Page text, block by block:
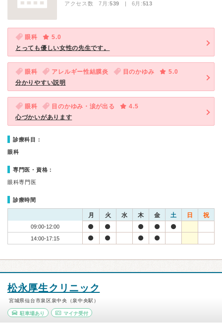
アクセス数 7月:539 | 6月:513
眼科
5.0
とっても優しい女性の先生です。
眼科 アレルギー性結膜炎 目のかゆみ
5.0
分かりやすい説明
眼科 目のかゆみ・涙が出る
4.5
心づかいがあります
診療科目：
眼科
専門医・資格：
眼科専門医
診療時間
月 火 水 木 金 土 日 祝
09:00-12:00
14:00-17:15
松永厚生クリニック
宮城県仙台市泉区泉中央（泉中央駅）
駐車場あり マイナ受付